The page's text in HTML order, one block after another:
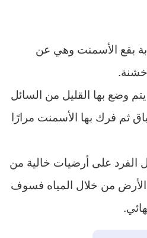
بقع الأسمنت وهي عن
وضع بها القليل من السائل
ثم فرك بها الأسمنت مرارًا
على أرضيات خالية من
من خلال المياه فسوف